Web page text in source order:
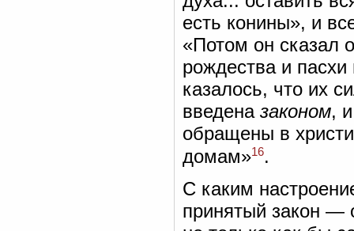
есть конины», и
«Потом он сказал
рождества и
казалось, что их
введена законом,
обращены в
домам»16.
С каким
принятый закон —